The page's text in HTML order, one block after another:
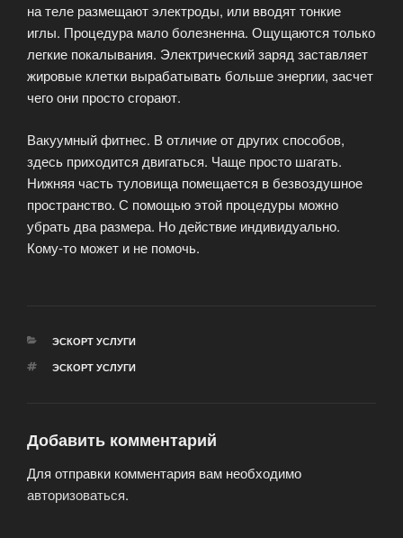
на теле размещают электроды, или вводят тонкие
иглы. Процедура мало болезненна. Ощущаются только
легкие покалывания. Электрический заряд заставляет
жировые клетки вырабатывать больше энергии, засчет
чего они просто сгорают.
Вакуумный фитнес. В отличие от других способов,
здесь приходится двигаться. Чаще просто шагать.
Нижняя часть туловища помещается в безвоздушное
пространство. С помощью этой процедуры можно
убрать два размера. Но действие индивидуально.
Кому-то может и не помочь.
РУБРИКИ
ЭСКОРТ УСЛУГИ
МЕТКИ
ЭСКОРТ УСЛУГИ
Добавить комментарий
Для отправки комментария вам необходимо
авторизоваться.